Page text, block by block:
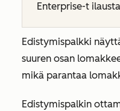
Enterprise-t
Edistymispalkki
suuren osan
mikä parantaa
Edistymispalkin